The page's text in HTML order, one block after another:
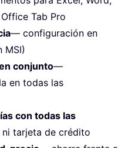
Tab Pro
— configuración en
MSI)
conjunto—
en todas las
con todas las
tarjeta de crédito